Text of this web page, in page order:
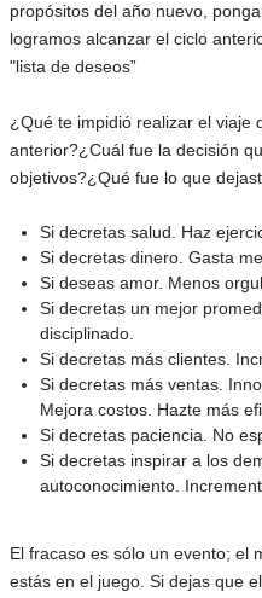
propósitos del año nuevo,
logramos alcanzar el ciclo
"lista de deseos”
¿Qué te impidió realizar el viaje
anterior?¿Cuál fue la decisión
objetivos?¿Qué fue lo que
Si decretas salud. Haz
Si decretas dinero. Gasta
Si deseas amor. Menos
Si decretas un mejor
disciplinado.
Si decretas más clientes.
Si decretas más ventas.
Mejora costos. Hazte más
Si decretas paciencia. No
Si decretas inspirar a los
autoconocimiento.
El fracaso es sólo un evento; el
estás en el juego. Si dejas que